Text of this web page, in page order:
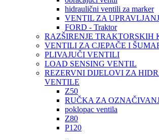
hidraulični ventili za marker
VENTIL ZA
FORD - Traktor
RAZŠIRENJE TRAKTORSKIH
VENTILI ZA CJEPAČE I
PLIVAJUČI VENTILI
LOAD SENSING VENTIL
REZERVNI DIJELOVI ZA
VENTILE
Z50
RUČKA ZA
poklopac ventila
Z80
P120